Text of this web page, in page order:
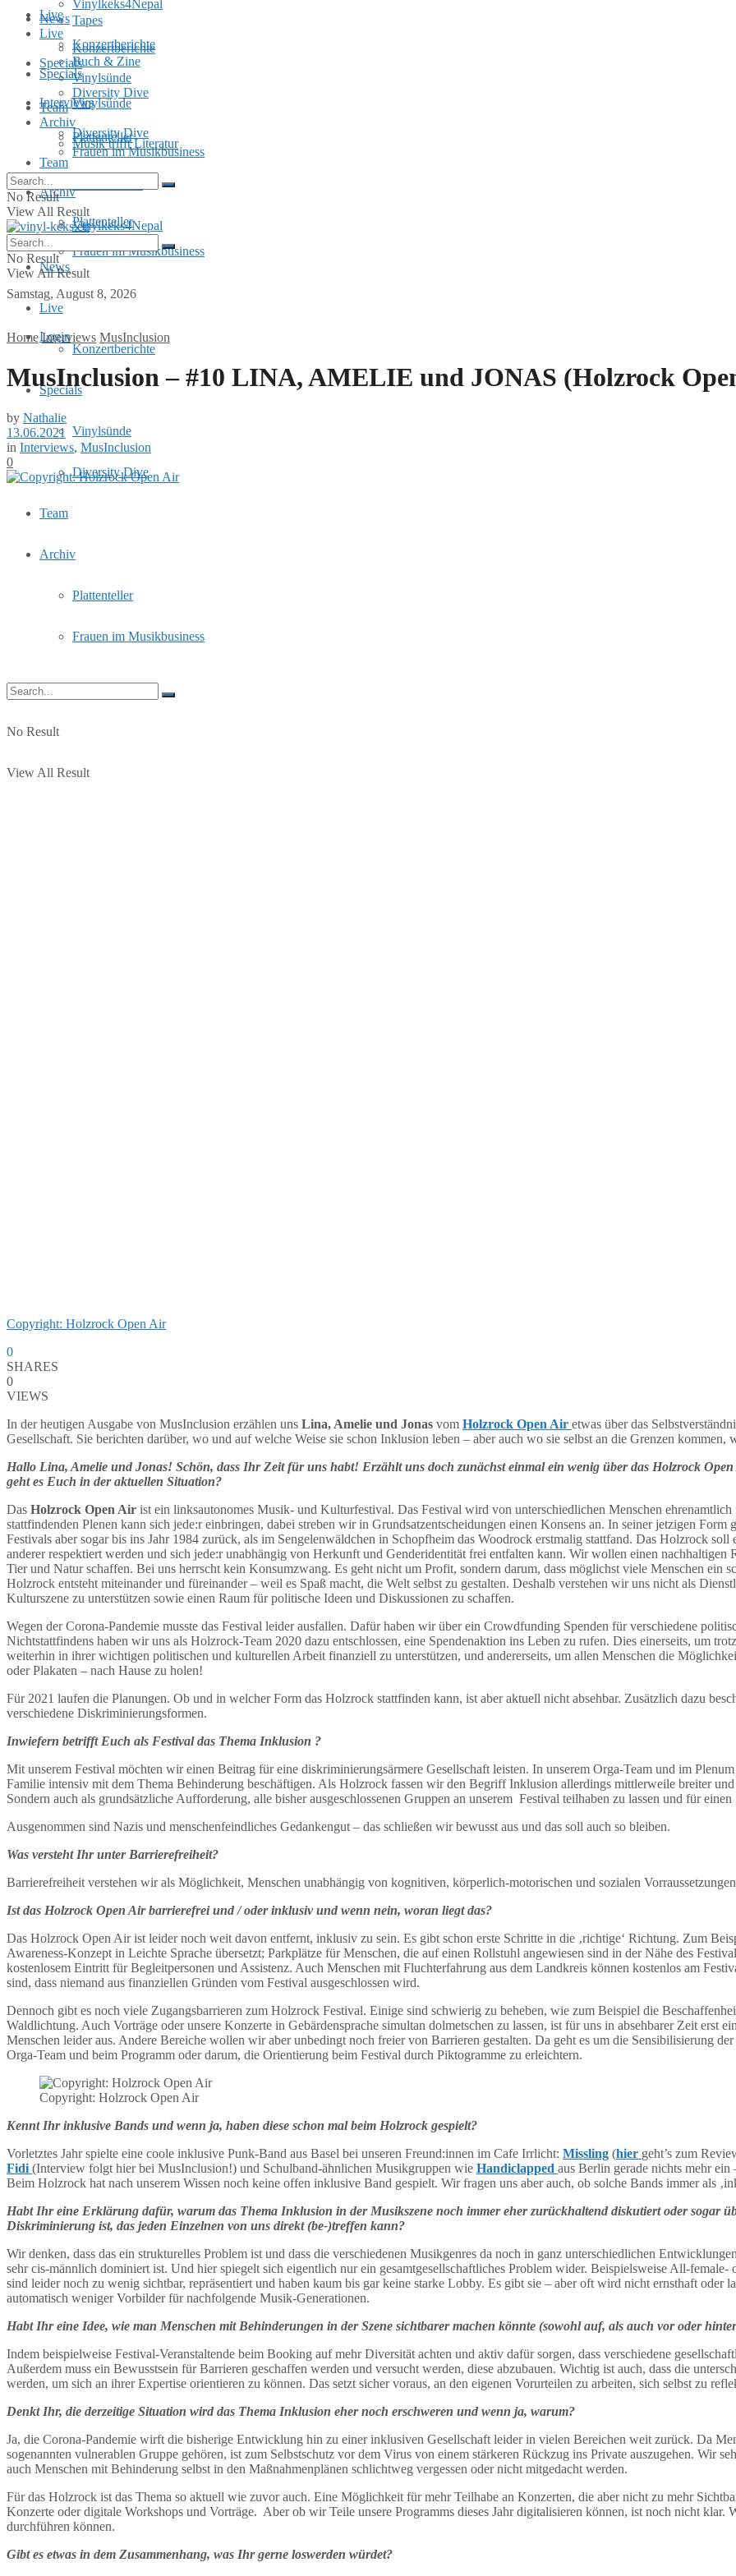
Live
Konzertberichte
Specials
Vinylsünde
Diversity Dive
Team
Archiv
Plattenteller
Frauen im Musikbusiness
Samstag, August 8, 2026
Login
Tapes
Buch & Zine
Interviews
Musik trifft Literatur
Vinylkeks4Nepal
News
Live
Konzertberichte
Specials
Vinylsünde
Diversity Dive
Team
Archiv
Plattenteller
Frauen im Musikbusiness
No Result
View All Result
Vinylkeks4Nepal
News
Live
Konzertberichte
Specials
Vinylsünde
Diversity Dive
Team
Archiv
Plattenteller
Frauen im Musikbusiness
No Result
View All Result
No Result
View All Result
Home Interviews MusInclusion
MusInclusion – #10 LINA, AMELIE und JONAS (Holzrock
by Nathalie
13.06.2021
in Interviews, MusInclusion
0
Copyright: Holzrock Open Air
0
SHARES
0
VIEWS
In der heutigen Ausgabe von MusInclusion erzählen uns Lina, Amelie und Jonas vom Holzrock Open Air etwas über das
Gesellschaft. Sie berichten darüber, wo und auf welche Weise sie schon Inklusion leben – aber auch wo sie selbst an die Grenzen kommen,
Hallo Lina, Amelie und Jonas! Schön, dass Ihr Zeit für uns habt! Erzählt uns doch zunächst einmal ein wenig über das Holzrock
geht es Euch in der aktuellen Situation?
Das Holzrock Open Air ist ein linksautonomes Musik- und Kulturfestival. Das Festival wird von unterschiedlichen Menschen
stattfindenden Plenen kann sich jede:r einbringen, dabei streben wir in Grundsatzentscheidungen einen Konsens an. In seiner jetzigen Form
Festivals aber sogar bis ins Jahr 1984 zurück, als im Sengelenwäldchen in Schopfheim das Woodrock erstmalig stattfand. Das Holzrock soll
anderer respektiert werden und sich jede:r unabhängig von Herkunft und Genderidentität frei entfalten kann. Wir wollen einen nachhaltigen
Tier und Natur schaffen. Bei uns herrscht kein Konsumzwang. Es geht nicht um Profit, sondern darum, dass möglichst viele Menschen ein
Holzrock entsteht miteinander und füreinander – weil es Spaß macht, die Welt selbst zu gestalten. Deshalb verstehen wir uns nicht als
Kulturszene zu unterstützen sowie einen Raum für politische Ideen und Diskussionen zu schaffen.
Wegen der Corona-Pandemie musste das Festival leider ausfallen. Dafür haben wir über ein Crowdfunding Spenden für verschiedene
Nichtstattfindens haben wir uns als Holzrock-Team 2020 dazu entschlossen, eine Spendenaktion ins Leben zu rufen. Dies einerseits, um
weiterhin in ihrer wichtigen politischen und kulturellen Arbeit finanziell zu unterstützen, und andererseits, um allen Menschen die
oder Plakaten – nach Hause zu holen!
Für 2021 laufen die Planungen. Ob und in welcher Form das Holzrock stattfinden kann, ist aber aktuell nicht absehbar. Zusätzlich dazu
verschiedene Diskriminierungsformen.
Inwiefern betrifft Euch als Festival das Thema Inklusion ?
Mit unserem Festival möchten wir einen Beitrag für eine diskriminierungsärmere Gesellschaft leisten. In unserem Orga-Team und im
Familie intensiv mit dem Thema Behinderung beschäftigen. Als Holzrock fassen wir den Begriff Inklusion allerdings mittlerweile breiter
Sondern auch als grundsätzliche Aufforderung, alle bisher ausgeschlossenen Gruppen an unserem Festival teilhaben zu lassen und für
Ausgenommen sind Nazis und menschenfeindliches Gedankengut – das schließen wir bewusst aus und das soll auch so bleiben.
Was versteht Ihr unter Barrierefreiheit?
Barrierefreiheit verstehen wir als Möglichkeit, Menschen unabhängig von kognitiven, körperlich-motorischen und sozialen
Ist das Holzrock Open Air barrierefrei und / oder inklusiv und wenn nein, woran liegt das?
Das Holzrock Open Air ist leider noch weit davon entfernt, inklusiv zu sein. Es gibt schon erste Schritte in die ‚richtige‘ Richtung. Zum
Awareness-Konzept in Leichte Sprache übersetzt; Parkplätze für Menschen, die auf einen Rollstuhl angewiesen sind in der Nähe des
kostenlosem Eintritt für Begleitpersonen und Assistenz. Auch Menschen mit Fluchterfahrung aus dem Landkreis können kostenlos am
sind, dass niemand aus finanziellen Gründen vom Festival ausgeschlossen wird.
Dennoch gibt es noch viele Zugangsbarrieren zum Holzrock Festival. Einige sind schwierig zu beheben, wie zum Beispiel die
Waldlichtung. Auch Vorträge oder unsere Konzerte in Gebärdensprache simultan dolmetschen zu lassen, ist für uns in absehbarer Zeit erst
Menschen leider aus. Andere Bereiche wollen wir aber unbedingt noch freier von Barrieren gestalten. Da geht es um die Sensibilisierung
Orga-Team und beim Programm oder darum, die Orientierung beim Festival durch Piktogramme zu erleichtern.
Copyright: Holzrock Open Air
Kennt Ihr inklusive Bands und wenn ja, haben diese schon mal beim Holzrock gespielt?
Vorletztes Jahr spielte eine coole inklusive Punk-Band aus Basel bei unseren Freund:innen im Cafe Irrlicht: Missling (hier geht’s zum
Fidi (Interview folgt hier bei MusInclusion!) und Schulband-ähnlichen Musikgruppen wie Handiclapped aus Berlin gerade nichts mehr
Beim Holzrock hat nach unserem Wissen noch keine offen inklusive Band gespielt. Wir fragen uns aber auch, ob solche Bands immer als
Habt Ihr eine Erklärung dafür, warum das Thema Inklusion in der Musikszene noch immer eher zurückhaltend diskutiert oder sogar
Diskriminierung ist, das jeden Einzelnen von uns direkt (be-)treffen kann?
Wir denken, dass das ein strukturelles Problem ist und dass die verschiedenen Musikgenres da noch in ganz unterschiedlichen
sehr cis-männlich dominiert ist. Und hier spiegelt sich eigentlich nur ein gesamtgesellschaftliches Problem wider. Beispielsweise All-female-
sind leider noch zu wenig sichtbar, repräsentiert und haben kaum bis gar keine starke Lobby. Es gibt sie – aber oft wird nicht ernsthaft oder
automatisch weniger Vorbilder für nachfolgende Musik-Generationen.
Habt Ihr eine Idee, wie man Menschen mit Behinderungen in der Szene sichtbarer machen könnte (sowohl auf, als auch vor oder
Indem beispielweise Festival-Veranstaltende beim Booking auf mehr Diversität achten und aktiv dafür sorgen, dass verschiedene
Außerdem muss ein Bewusstsein für Barrieren geschaffen werden und versucht werden, diese abzubauen. Wichtig ist auch, dass die
werden, um sich an ihrer Expertise orientieren zu können. Das setzt sicher voraus, an den eigenen Vorurteilen zu arbeiten, sich selbst zu
Denkt Ihr, die derzeitige Situation wird das Thema Inklusion eher noch erschweren und wenn ja, warum?
Ja, die Corona-Pandemie wirft die bisherige Entwicklung hin zu einer inklusiven Gesellschaft leider in vielen Bereichen weit zurück. Da
sogenannten vulnerablen Gruppe gehören, ist zum Selbstschutz vor dem Virus von einem stärkeren Rückzug ins Private auszugehen. Wir
auch Menschen mit Behinderung selbst in den Maßnahmenplänen schlichtweg vergessen oder nicht mitgedacht werden.
Für das Holzrock ist das Thema so aktuell wie zuvor auch. Eine Möglichkeit für mehr Teilhabe an Konzerten, die aber nicht zu mehr
Konzerte oder digitale Workshops und Vorträge. Aber ob wir Teile unsere Programms dieses Jahr digitalisieren können, ist noch nicht
durchführen können.
Gibt es etwas in dem Zusammenhang, was Ihr gerne loswerden würdet?